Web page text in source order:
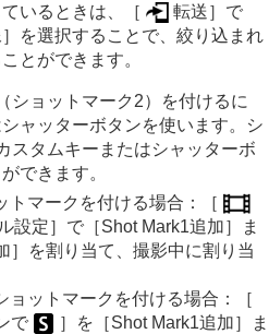
いるときは、 ［ 転送］ で
を選択することで、絞り込まれ
とができます。
ショットマーク2）を付けるに
ャッターボタンを使います。シ
スタムキーまたはシャッターボ
できます。
トマークを付ける場合：
［
設定］ で ［Shot Mark1追加］
ま
］
を割り当て、撮影中に割り当
ョットマークを付ける場合：
［
で
］ を ［Shot Mark1追加］
ま